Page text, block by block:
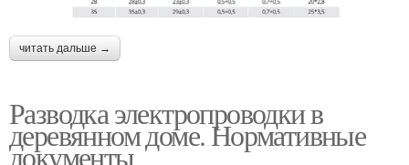
читать дальше →
Разводка электропроводки в
деревянном доме. Нормативные
документы